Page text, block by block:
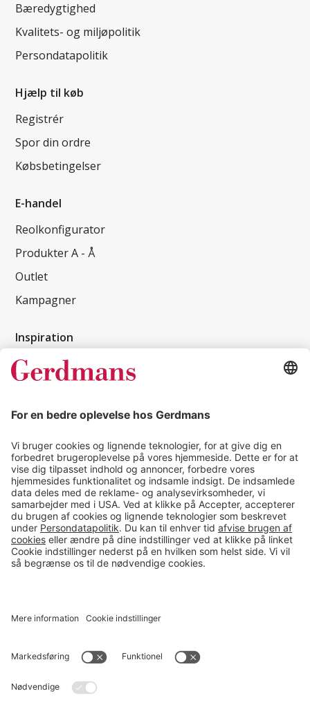
Bæredygtighed
Kvalitets- og miljøpolitik
Persondatapolitik
Hjælp til køb
Registrér
Spor din ordre
Købsbetingelser
E-handel
Reolkonfigurator
Produkter A - Å
Outlet
Kampagner
Inspiration
Kundereferencer
Tips & guides
Kontakt
salg@gerdmans.dk
49 18 07 07
Salgsafdeling åbningstider
08.00-16.00
© 2026 Gerdmans Kontor- & Lagerudstyr A/S Alle priser er ekskl.
Cookie indstillinger